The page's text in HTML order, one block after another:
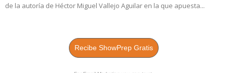
de la autoría de Héctor Miguel Vallejo Aguilar en la que apuesta...
Recibe ShowPrep Gratis